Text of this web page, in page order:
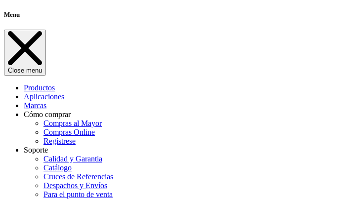
Menu
Close menu
Productos
Aplicaciones
Marcas
Cómo comprar
Compras al Mayor
Compras Online
Regístrese
Soporte
Calidad y Garantia
Catálogo
Cruces de Referencias
Despachos y Envíos
Para el punto de venta